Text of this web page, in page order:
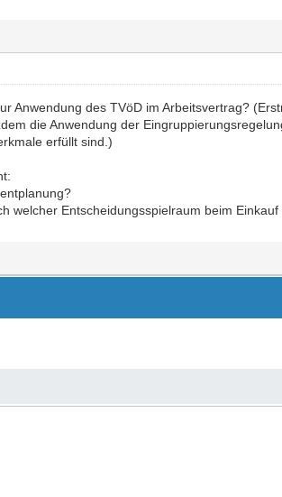
Anwendung des TVöD im Arbeitsvertrag?
die Anwendung der
erfüllt sind.)
welcher Entscheidungsspielraum beim Einkauf